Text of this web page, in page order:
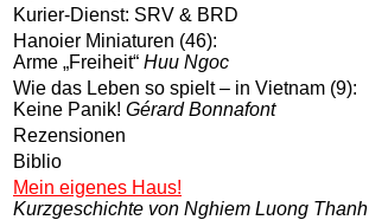
Kurier-Dienst: SRV & BRD
Hanoier Miniaturen (46):
Arme „Freiheit“ Huu Ngoc
Wie das Leben so spielt – in Vietnam (9):
Keine Panik! Gérard Bonnafont
Rezensionen
Biblio
Mein eigenes Haus!
Kurzgeschichte von Nghiem Luong Thanh